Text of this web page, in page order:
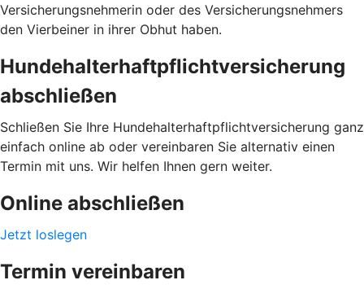
Versicherungsnehmerin oder des Versicherungsnehmers
den Vierbeiner in ihrer Obhut haben.
Hundehalterhaftpflichtversicherung
abschließen
Schließen Sie Ihre Hundehalterhaftpflichtversicherung ganz
einfach online ab oder vereinbaren Sie alternativ einen
Termin mit uns. Wir helfen Ihnen gern weiter.
Online abschließen
Jetzt loslegen
Termin vereinbaren